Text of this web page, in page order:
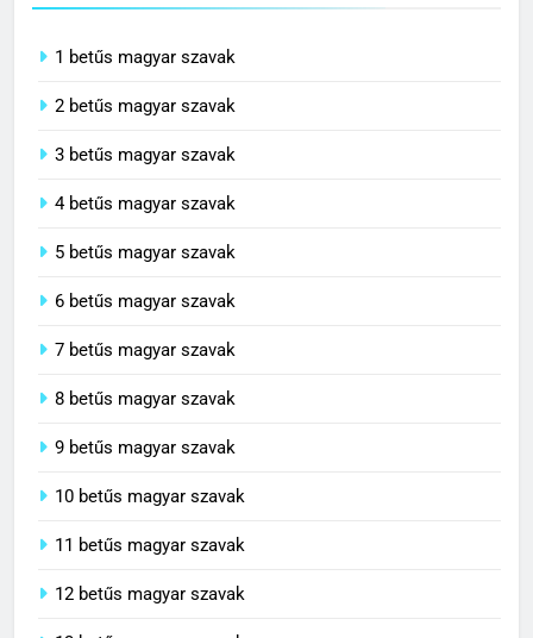
1 betűs magyar szavak
2 betűs magyar szavak
3 betűs magyar szavak
4 betűs magyar szavak
5 betűs magyar szavak
6 betűs magyar szavak
7 betűs magyar szavak
8 betűs magyar szavak
9 betűs magyar szavak
10 betűs magyar szavak
11 betűs magyar szavak
12 betűs magyar szavak